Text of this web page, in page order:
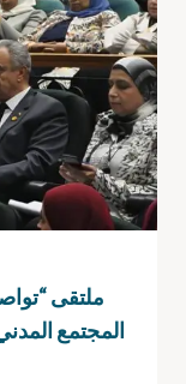
ملتقى
المجتمع